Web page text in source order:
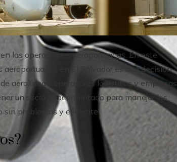
las operaciones aeroportuarias. En este
en El Salvador es una decisión
aerolíneas, operadores logísticos y empresas
un socio experimentado para manejar los
sin problemas y eficiente.